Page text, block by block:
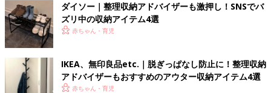
ダイソー｜整理収納アドバイザーも激押し！SNSでバ
ズリ中の収納アイテム4選
赤ちゃん・育児
IKEA、無印良品etc.｜脱ぎっぱなし防止に！整理収納
アドバイザーもおすすめのアウター収納アイテム4選
赤ちゃん・育児